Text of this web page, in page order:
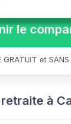
le
GRATUIT et
à